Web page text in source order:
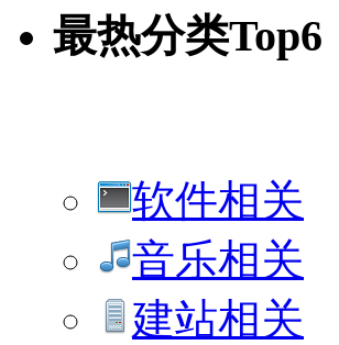
最热分类Top6
软件相关
音乐相关
建站相关